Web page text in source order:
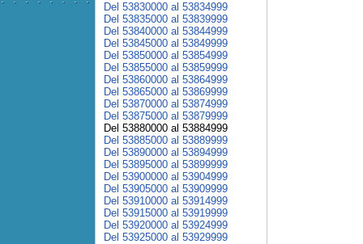
Del 53830000 al 53834999
Del 53835000 al 53839999
Del 53840000 al 53844999
Del 53845000 al 53849999
Del 53850000 al 53854999
Del 53855000 al 53859999
Del 53860000 al 53864999
Del 53865000 al 53869999
Del 53870000 al 53874999
Del 53875000 al 53879999
Del 53880000 al 53884999
Del 53885000 al 53889999
Del 53890000 al 53894999
Del 53895000 al 53899999
Del 53900000 al 53904999
Del 53905000 al 53909999
Del 53910000 al 53914999
Del 53915000 al 53919999
Del 53920000 al 53924999
Del 53925000 al 53929999